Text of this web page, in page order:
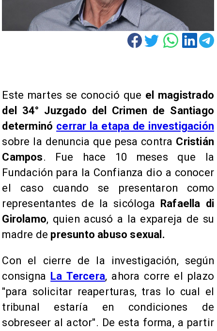
Este martes se conoció que el magistrado
del 34° Juzgado del Crimen de Santiago
determinó cerrar la etapa de investigación
sobre la denuncia que pesa contra Cristián
Campos. Fue hace 10 meses que la
Fundación para la Confianza dio a conocer
el caso cuando se presentaron como
representantes de la sicóloga Rafaella di
Girolamo, quien acusó a la expareja de su
madre de presunto abuso sexual.
Con el cierre de la investigación, según
consigna La Tercera, ahora corre el plazo
"para solicitar reaperturas, tras lo cual el
tribunal estaría en condiciones de
sobreseer al actor". De esta forma, a partir